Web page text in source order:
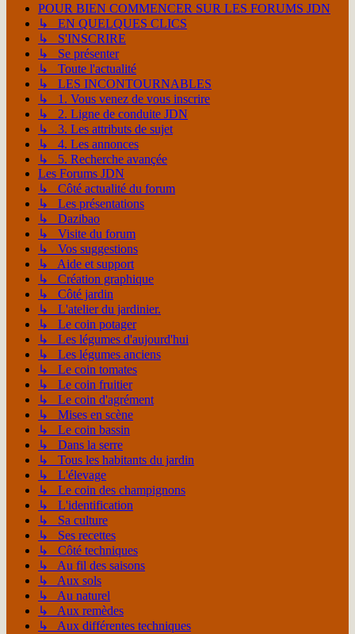
POUR BIEN COMMENCER SUR LES FORUMS JDN
↳ EN QUELQUES CLICS
↳ S'INSCRIRE
↳ Se présenter
↳ Toute l'actualité
↳ LES INCONTOURNABLES
↳ 1. Vous venez de vous inscrire
↳ 2. Ligne de conduite JDN
↳ 3. Les attributs de sujet
↳ 4. Les annonces
↳ 5. Recherche avançée
Les Forums JDN
↳ Côté actualité du forum
↳ Les présentations
↳ Dazibao
↳ Visite du forum
↳ Vos suggestions
↳ Aide et support
↳ Création graphique
↳ Côté jardin
↳ L'atelier du jardinier.
↳ Le coin potager
↳ Les légumes d'aujourd'hui
↳ Les légumes anciens
↳ Le coin tomates
↳ Le coin fruitier
↳ Le coin d'agrément
↳ Mises en scène
↳ Le coin bassin
↳ Dans la serre
↳ Tous les habitants du jardin
↳ L'élevage
↳ Le coin des champignons
↳ L'identification
↳ Sa culture
↳ Ses recettes
↳ Côté techniques
↳ Au fil des saisons
↳ Aux sols
↳ Au naturel
↳ Aux remèdes
↳ Aux différentes techniques